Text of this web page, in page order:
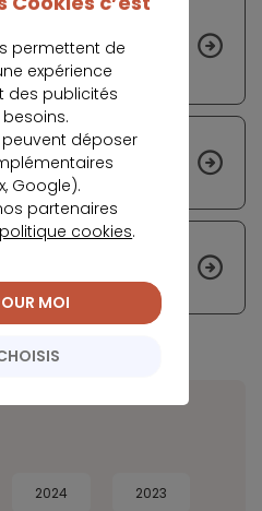
son contrat
en cas d’«
»
des garanties de
de l’ouverture
emprunteur
2024 2023
permettent de
expérience
des publicités
déposer
Google).
partenaires
politique cookies.
MOI